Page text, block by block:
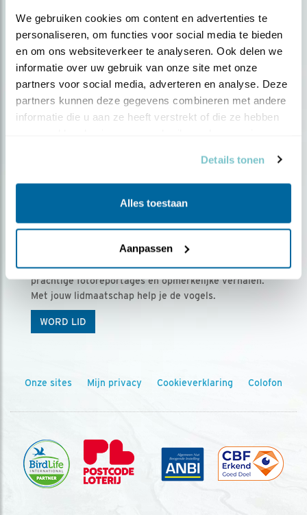
We gebruiken cookies om content en advertenties te
personaliseren, om functies voor social media te bieden
en om ons websiteverkeer te analyseren. Ook delen we
informatie over uw gebruik van onze site met onze
partners voor social media, adverteren en analyse. Deze
partners kunnen deze gegevens combineren met andere
informatie die u aan ze heeft verstrekt of die ze hebben
Details tonen
Alles toestaan
Aanpassen
Ontvang 5 x Vogels voor € 36,00 per jaar
Vogels is het tijdschrift voor onze leden, met
prachtige fotoreportages en opmerkelijke verhalen.
Met jouw lidmaatschap help je de vogels.
WORD LID
Onze sites Mijn privacy Cookieverklaring Colofon